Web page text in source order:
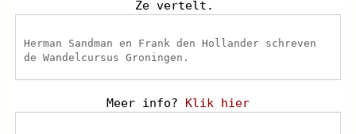
Ze vertelt.
Herman Sandman en Frank den Hollander schreven
de Wandelcursus Groningen.
Meer info? Klik hier